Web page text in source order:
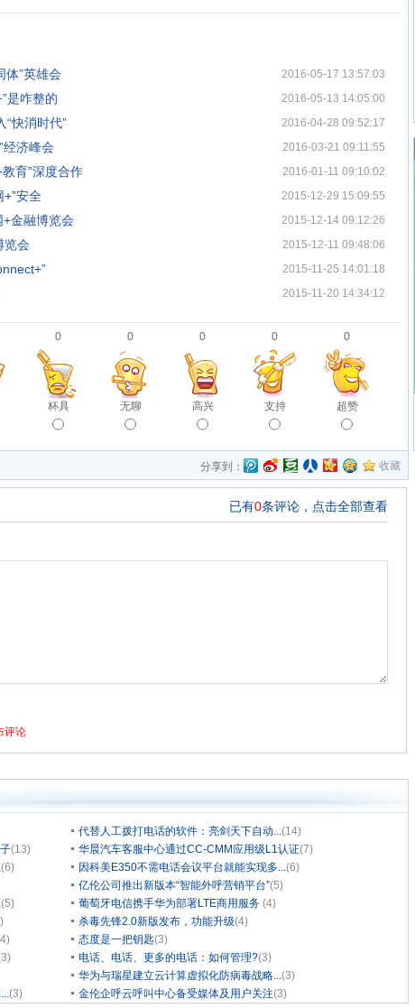
体”英雄会 2016-05-17 13:57:03
是咋整的 2016-05-13 14:05:00
“快消时代” 2016-04-28 09:52:17
经济峰会 2016-03-21 09:11:55
育”深度合作 2016-01-11 09:10:02
+”安全 2015-12-29 15:09:55
金融博览会 2015-12-14 09:12:26
览会 2015-12-11 09:48:06
2015-11-25 14:01:18
2015-11-20 14:34:12
0
杯具
0
无聊
0
高兴
0
支持
0
超赞
分享到： 收藏
代替人工拨打电话的软件：亮剑天下自动...(14)
(13) 华晨汽车客服中心通过CC-CMM应用级L1认证(7)
(6) 因科美E350不需电话会议平台就能实现多...(6)
亿伦公司推出新版本“智能外呼营销平台”(5)
(5) 葡萄牙电信携手华为部署LTE商用服务 (4)
杀毒先锋2.0新版发布，功能升级(4)
态度是一把钥匙(3)
电话、电话、更多的电话：如何管理?(3)
华为与瑞星建立云计算虚拟化防病毒战略...(3)
(3) 金伦企呼云呼叫中心备受媒体及用户关注(3)